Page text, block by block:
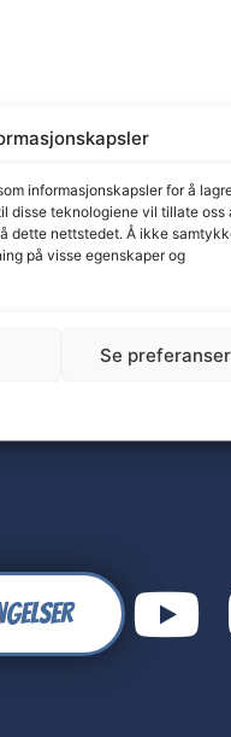
informasjonskapsler for å
disse teknologiene vil tillate oss
dette nettstedet. Å ikke
på visse egenskaper og
Se preferanser